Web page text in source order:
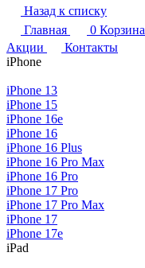
Назад к списку
Главная
0 Корзина
Акции
Контакты
iPhone
iPhone 13
iPhone 15
iPhone 16e
iPhone 16
iPhone 16 Plus
iPhone 16 Pro Max
iPhone 16 Pro
iPhone 17 Pro
iPhone 17 Pro Max
iPhone 17
iPhone 17e
iPad